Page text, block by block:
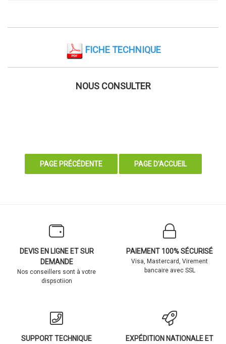
FICHE TECHNIQUE
NOUS CONSULTER
DEVIS EN LIGNE ET SUR
DEMANDE
Nos conseillers sont à votre
dispsotiion
PAIEMENT 100% SÉCURISÉ
Visa, Mastercard, Virement
bancaire avec SSL
SUPPORT TECHNIQUE
EXPÉDITION NATIONALE ET